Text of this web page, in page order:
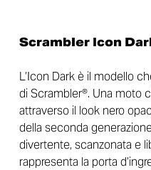
Scrambler Icon
L’Icon Dark è il modello
di Scrambler®. Una moto
attraverso il look nero
della seconda
divertente, scanzonata e
rappresenta la porta